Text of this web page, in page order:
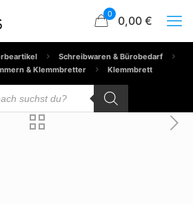
0 0,00 €
Schreibwaren & Bürobedarf
& Klemmbretter Klemmbrett